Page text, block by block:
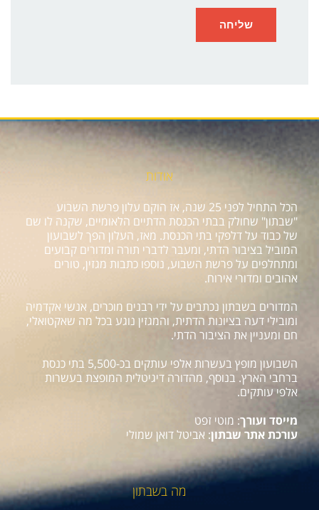
אודות
הכל התחיל לפני 25 שנה, אז הוקם עלון פרשת השבוע
"שבתון" שחולק בבתי הכנסת הדתיים הלאומיים, שקנה לו שם
של כבוד על דלפקי בתי הכנסת. מאז, העלון הפך לשבועון
המוביל בציבור הדתי, ומעבר לדברי תורה ומדורים קבועים
ומתחלפים על פרשת השבוע, נוספו כתבות מגזין, טורים
אהובים ומדורי אירוח.
המדורים בשבתון נכתבים על ידי רבנים מוכרים, אנשי אקדמיה
ומובילי דעה בציונות הדתית, והמגזין נוגע בכל מה שאקטואלי,
חם ומעניין את הציבור הדתי.
השבועון מופץ בעשרות אלפי עותקים בכ-5,500 בתי כנסת
ברחבי הארץ. בנוסף, מהדורה דיגיטלית המופצת בעשרות
אלפי עותקים.
מייסד ועורך: מוטי זפט
עורכת אתר שבתון: אביטל דואן שמולי
מה בשבתון